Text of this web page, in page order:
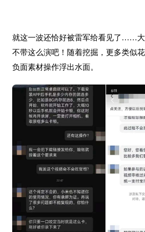
就这一波还恰好被雷军给看见了……
不带这么演吧！随着挖掘，更多类似
负面素材操作浮出水面。